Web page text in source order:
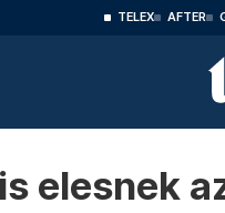
TELEX AFTER
elesnek